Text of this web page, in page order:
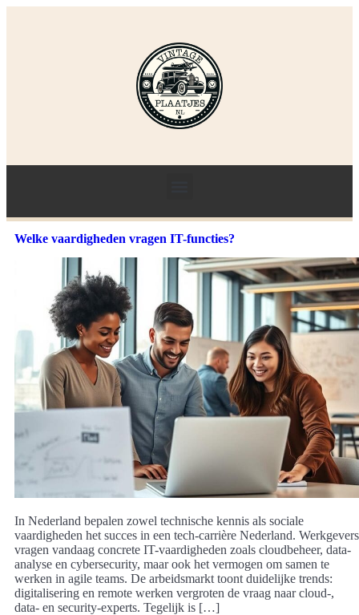
Welke vaardigheden vragen IT-functies?
In Nederland bepalen zowel technische kennis als sociale
vaardigheden het succes in een tech-carrière Nederland. Werkgevers
vragen vandaag concrete IT-vaardigheden zoals cloudbeheer, data-
analyse en cybersecurity, maar ook het vermogen om samen te
werken in agile teams. De arbeidsmarkt toont duidelijke trends:
digitalisering en remote werken vergroten de vraag naar cloud-,
data- en security-experts. Tegelijk is […]